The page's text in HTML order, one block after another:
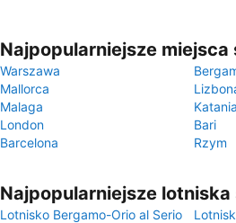
Najpopularniejsze miejsca
Warszawa
Mallorca
Malaga
Katania
London
Bari
Barcelona
Rzym
Najpopularniejsze lotniska
Lotnisko Bergamo-Orio al Serio